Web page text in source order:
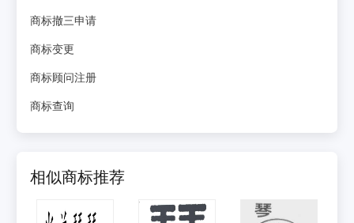
商标撤三申请
商标变更
商标顾问注册
商标查询
相似商标推荐